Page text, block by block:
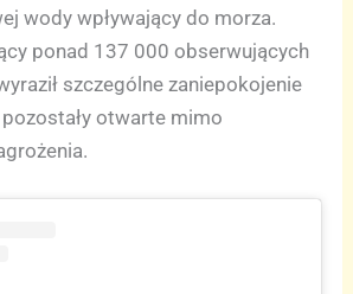
wody wpływający do morza.
ponad 137 000 obserwujących
szczególne zaniepokojenie
otwarte mimo